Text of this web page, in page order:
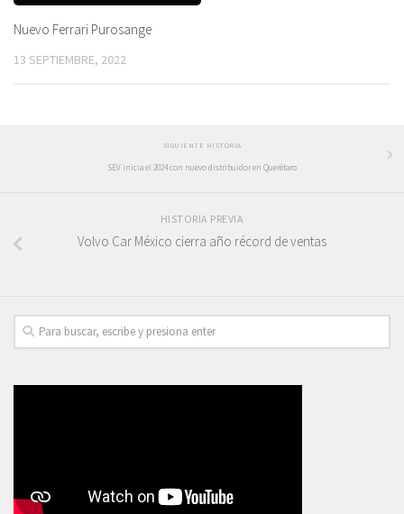
Nuevo Ferrari Purosange
13 SEPTIEMBRE, 2022
SIGUIENTE HISTORIA
SEV inicia el 2024 con nuevo distribuidor en Querétaro
HISTORIA PREVIA
Volvo Car México cierra año récord de ventas